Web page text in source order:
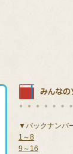
▼バックナンバ
1～8
9～16